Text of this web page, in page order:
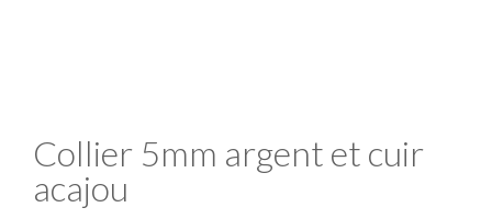
Collier 5mm argent et cuir
acajou